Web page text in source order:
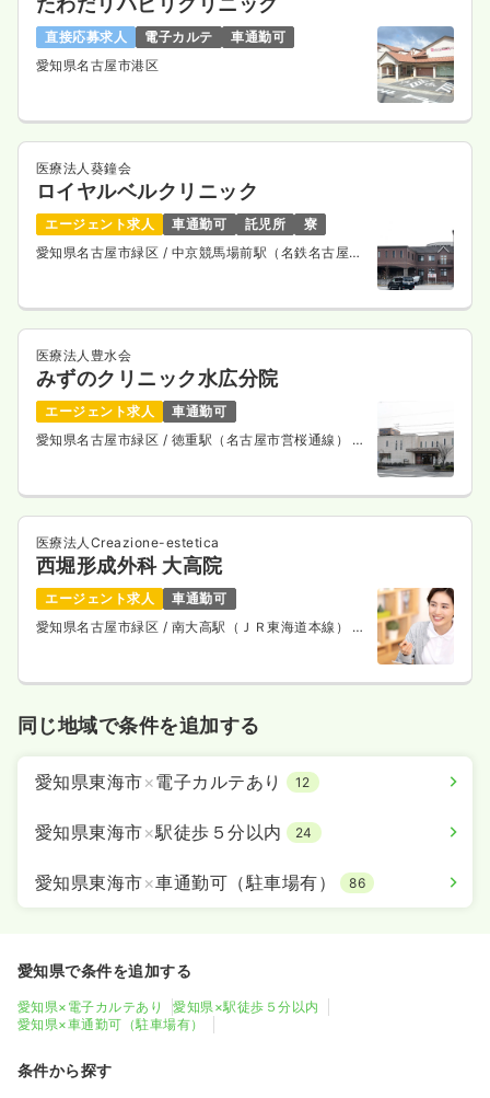
直接応募求人 電子カルテ
車通勤可
愛知県名古屋市港区
医療法人葵鐘会
ロイヤルベルクリニック
エージェント求人 車通勤可 託児所
寮
愛知県名古屋市緑区 / 中京競馬場前駅（名鉄名古屋本
医療法人豊水会
みずのクリニック水広分院
エージェント求人
車通勤可
愛知県名古屋市緑区 / 徳重駅（名古屋市営桜通線） バ
医療法人Creazione-estetica
西堀形成外科 大高院
エージェント求人
車通勤可
愛知県名古屋市緑区 / 南大高駅（ＪＲ東海道本線） 徒
同じ地域で条件を追加する
愛知県東海市×電子カルテあり 12
愛知県東海市×駅徒歩５分以内 24
愛知県東海市×車通勤可（駐車場有） 86
愛知県で条件を追加する
愛知県×電子カルテあり
愛知県×駅徒歩５分以内
愛知県×車通勤可（駐車場有）
条件から探す